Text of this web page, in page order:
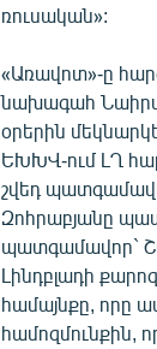
ռուսական»:
«Առավոտ»-ը
նախագահ Նաիրա
օրերին
ԵԽԽՎ-ում ԼՂ
շվեդ
Զոհրաբյանը
պատգամավոր`
Լինդբլադի
համայնքը, որը
համոզմունքին,